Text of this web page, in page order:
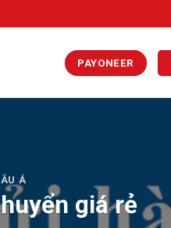
PAYONEER
Á
giá rẻ